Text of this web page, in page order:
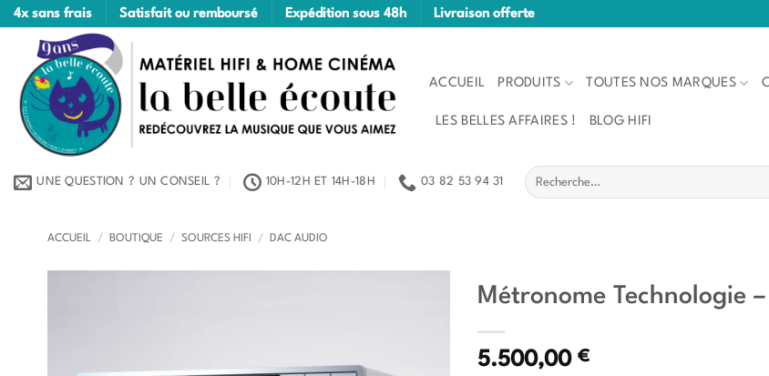
Passer
contenu
4x sans frais Satisfait ou remboursé Expédition sous 48h Livraison offerte
ACCUEIL PRODUITS TOUTES NOS MARQUES
LES BELLES AFFAIRES ! BLOG HIFI
UNE QUESTION ? UN CONSEIL ? 10H-12H ET 14H-18H 03 82 53 94 31
Recherche
pour :
ACCUEIL / BOUTIQUE / SOURCES HIFI / DAC AUDIO
Métronome Technologie
5.500,00 €